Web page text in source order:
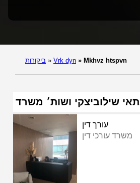
ביקורות » Vrk dyn » Mkhvz htspvn
עורך דין
משרד עורכי דין